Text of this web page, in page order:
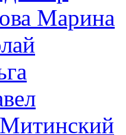
Марина